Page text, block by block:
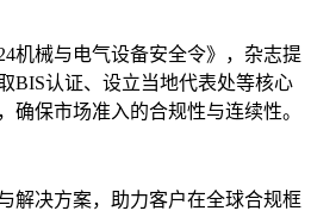
机械与电气设备安全令》，杂志提
BIS认证、设立当地代表处等核心
确保市场准入的合规性与连续性。
解决方案，助力客户在全球合规框